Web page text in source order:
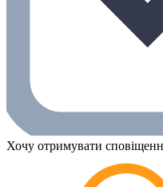
Хочу отримувати